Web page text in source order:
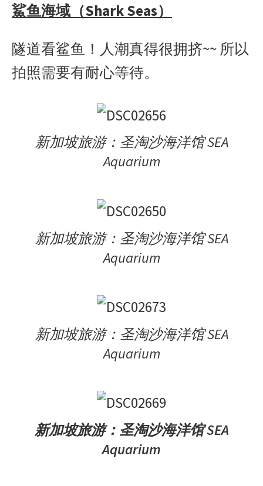
鯊鱼海域（Shark Seas）
隧道看鲨鱼！人潮真得很拥挤~~ 所以
拍照需要有耐心等待。
新加坡旅游：圣淘沙海洋馆 SEA
Aquarium
新加坡旅游：圣淘沙海洋馆 SEA
Aquarium
新加坡旅游：圣淘沙海洋馆 SEA
Aquarium
新加坡旅游：圣淘沙海洋馆 SEA
Aquarium